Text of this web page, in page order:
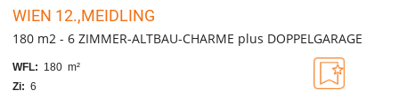
WIEN 12.,MEIDLING
180 m2 - 6 ZIMMER-ALTBAU-CHARME plus DOPPELGARAGE
WFL: 180 m²
Zi: 6